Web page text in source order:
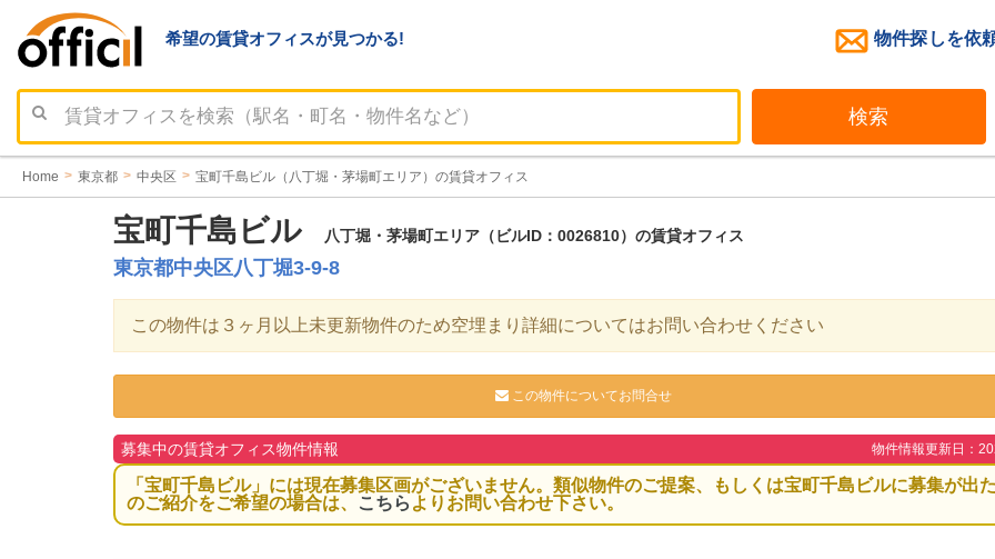
希望の賃貸オフィスが見つかる! 物件探しを依
検索
Home 東京都 中央区 宝町千島ビル（八丁堀・茅場町エリア）の賃貸オフィス
宝町千島ビル 八丁堀・茅場町エリア（ビルID：0026810）の賃貸オフィス
東京都中央区八丁堀3-9-8
この物件は３ヶ月以上未更新物件のため空埋まり詳細についてはお問い合わせください
この物件についてお問合せ
募集中の賃貸オフィス物件情報 物件情報更新日：
「宝町千島ビル」には現在募集区画がございません。類似物件のご提案、もしくは宝町千島ビルに募集が出
のご紹介をご希望の場合は、
こちら よりお問い合わせ下さい。